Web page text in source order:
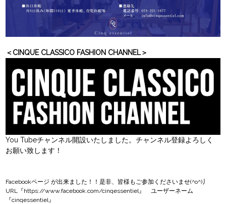
＜CINQUE CLASSICO FASHION CHANNEL＞
You Tubeチャンネル開設いたしました。チャンネル登録よろしく
お願い致します！
Facebookページ が出来ました！！是非、皆様もご参加くださいませ(^o^)丿
URL『https://www.facebook.com/cinqessentiel』 ユーザーネーム
『cinqessentiel』